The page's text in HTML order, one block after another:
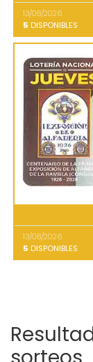
13/08/2026
5 DISPONIBLES
13/08/2026
5 DISPONIBLES